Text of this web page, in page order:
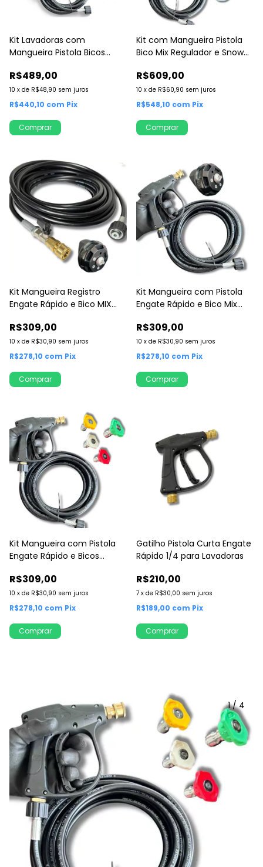
Kit Lavadoras com
Mangueira Pistola Bicos
R$489,00
10 x de R$48,90 sem juros
R$440,10 com Pix
Comprar
Kit com Mangueira Pistola
Bico Mix Regulador e Snow
R$609,00
10 x de R$60,90 sem juros
R$548,10 com Pix
Comprar
Kit Mangueira Registro
Engate Rápido e Bico MIX
R$309,00
10 x de R$30,90 sem juros
R$278,10 com Pix
Comprar
Kit Mangueira com Pistola
Engate Rápido e Bico Mix
R$309,00
10 x de R$30,90 sem juros
R$278,10 com Pix
Comprar
Kit Mangueira com Pistola
Engate Rápido e Bicos
R$309,00
10 x de R$30,90 sem juros
R$278,10 com Pix
Comprar
Gatilho Pistola Curta Engate
Rápido 1/4 para Lavadoras
R$210,00
7 x de R$30,00 sem juros
R$189,00 com Pix
1/4